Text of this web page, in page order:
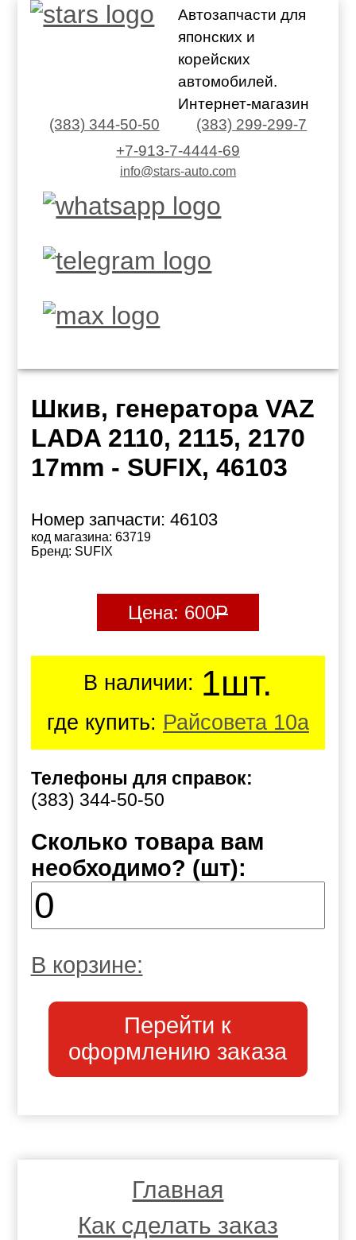
Автозапчасти для
японских и
корейских
автомобилей.
Интернет-магазин
(383) 344-50-50
(383) 299-299-7
+7-913-7-4444-69
info@stars-auto.com
Шкив, генератора VAZ
LADA 2110, 2115, 2170
17mm - SUFIX, 46103
Номер запчасти: 46103
код магазина: 63719
Бренд: SUFIX
Цена: 600Р
В наличии: 1шт.
где купить: Райсовета 10а
Телефоны для справок:
(383) 344-50-50
Сколько товара вам
необходимо? (шт):
В корзине:
Перейти к
оформлению заказа
Главная
Как сделать заказ